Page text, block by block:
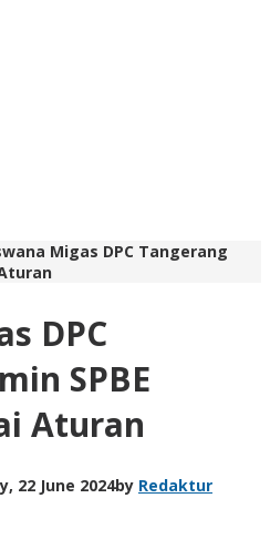
Migas DPC Tangerang
DPC
SPBE
Aturan
22 June 2024by Redaktur